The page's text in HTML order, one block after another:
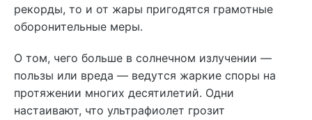
рекорды, то и от жары пригодятся грамотные
оборонительные меры.
О том, чего больше в солнечном излучении —
пользы или вреда — ведутся жаркие споры на
протяжении многих десятилетий. Одни
настаивают, что ультрафиолет грозит